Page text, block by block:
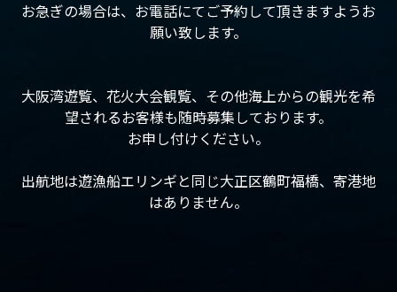
お急ぎの場合は、お電話にてご予約して頂きますようお
願い致します。
大阪湾遊覧、花火大会観覧、その他海上からの観光を希
望されるお客様も随時募集しております。
お申し付けください。
出航地は遊漁船エリンギと同じ大正区鶴町福橋、寄港地
はありません。